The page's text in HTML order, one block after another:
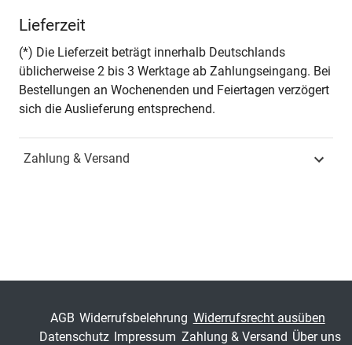
Seiten 144
Jahr Hamburg 2010
Schriftenreihe
Band 150
Fachbereich Sozialwissenschaft
Lieferzeit
(*) Die Lieferzeit beträgt innerhalb Deutschlands
üblicherweise 2 bis 3 Werktage ab Zahlungseingang. Bei
Bestellungen an Wochenenden und Feiertagen verzögert
sich die Auslieferung entsprechend.
Zahlung & Versand
AGB Widerrufsbelehrung Widerrufsrecht ausüben
Datenschutz Impressum Zahlung & Versand Über uns